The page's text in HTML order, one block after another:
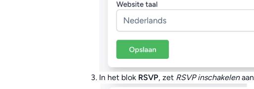
In het blok RSVP, zet RSVP inschakelenaan